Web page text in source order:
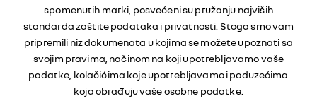
spomenutih marki, posvećeni su pružanju najviših
standarda zaštite podataka i privatnosti. Stoga smo vam
pripremili niz dokumenata u kojima se možete upoznati sa
svojim pravima, načinom na koji upotrebljavamo vaše
podatke, kolačićima koje upotrebljavamo i poduzećima
koja obrađuju vaše osobne podatke.